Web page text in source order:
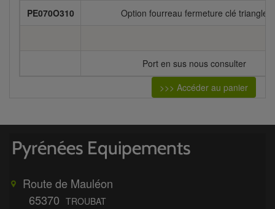
PE070O310 Option fourreau fermeture clé triangle
Port en sus nous consulter
>>> Accéder au panier
Route de Mauléon
65370 TROUBAT